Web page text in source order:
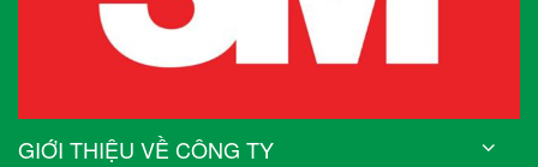
GIỚI THIỆU VỀ CÔNG TY